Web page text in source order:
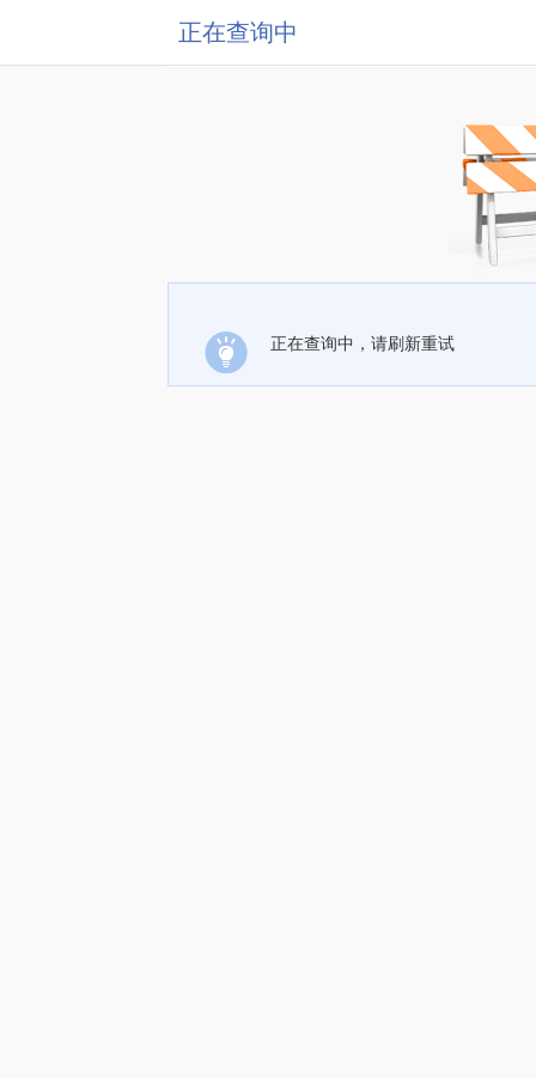
正在查询中
正在查询中，请刷新重试